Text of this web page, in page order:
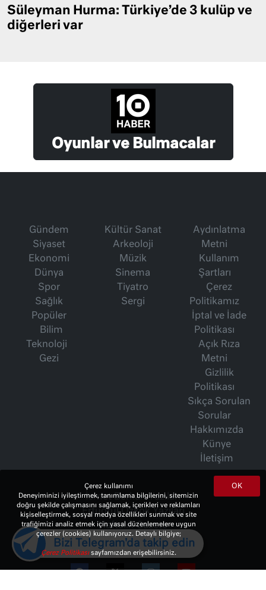
Süleyman Hurma: Türkiye’de 3 kulüp ve
diğerleri var
Oyunlar ve Bulmacalar
Gündem
Siyaset
Ekonomi
Dünya
Spor
Sağlık
Popüler
Bilim
Teknoloji
Gezi
Kültür Sanat
Arkeoloji
Müzik
Sinema
Tiyatro
Sergi
Aydınlatma
Metni
Kullanım
Şartları
Çerez
Politikamız
İptal ve İade
Politikası
Açık Rıza
Metni
Gizlilik
Politikası
Sıkça Sorulan
Sorular
Hakkımızda
Künye
İletişim
İsmet Berkan Yazıları
Ertuğrul Özkök Yazıları
Haftalık Gazete
OK
Çerez kullanımı
Deneyiminizi iyileştirmek, tanımlama bilgilerini, sitemizin
doğru şekilde çalışmasını sağlamak, içerikleri ve reklamları
kişiselleştirmek, sosyal medya özellikleri sunmak ve site
trafiğimizi analiz etmek için yasal düzenlemelere uygun
çerezler (cookies) kullanıyoruz. Detaylı bilgiye;
Çerez Politikasısayfamızdan erişebilirsiniz.
Bizi Telegram'da takip edin